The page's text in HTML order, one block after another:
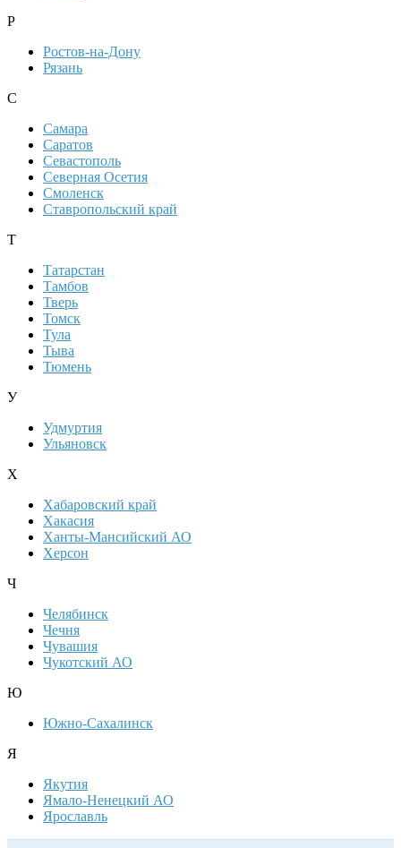
Р
Ростов-на-Дону
Рязань
С
Самара
Саратов
Севастополь
Северная Осетия
Смоленск
Ставропольский край
Т
Татарстан
Тамбов
Тверь
Томск
Тула
Тыва
Тюмень
У
Удмуртия
Ульяновск
Х
Хабаровский край
Хакасия
Ханты-Мансийский АО
Херсон
Ч
Челябинск
Чечня
Чувашия
Чукотский АО
Ю
Южно-Сахалинск
Я
Якутия
Ямало-Ненецкий АО
Ярославль